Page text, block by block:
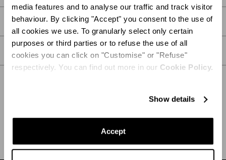
media features and to analyse our traffic and track visitor
behaviour. By clicking "Accept" you consent to the use of
all cookies we use. To granularly select only certain
purposes or third parties or to refuse the use of all
cookies you can click on "Customise" or "Refuse"
respectively. You can find out more in our Cookie Policy.
Show details
Accept
DÉTAIL